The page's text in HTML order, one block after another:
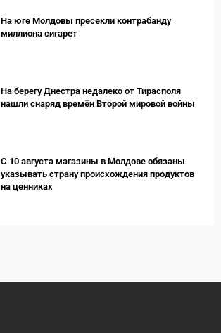
На юге Молдовы пресекли контрабанду
миллиона сигарет
На берегу Днестра недалеко от Тирасполя
нашли снаряд времён Второй мировой войны
С 10 августа магазины в Молдове обязаны
указывать страну происхождения продуктов
на ценниках